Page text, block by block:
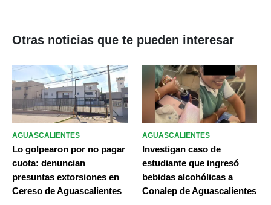
Otras noticias que te pueden interesar
AGUASCALIENTES
Lo golpearon por no pagar
cuota: denuncian
presuntas extorsiones en
Cereso de Aguascalientes
AGUASCALIENTES
Investigan caso de
estudiante que ingresó
bebidas alcohólicas a
Conalep de Aguascalientes